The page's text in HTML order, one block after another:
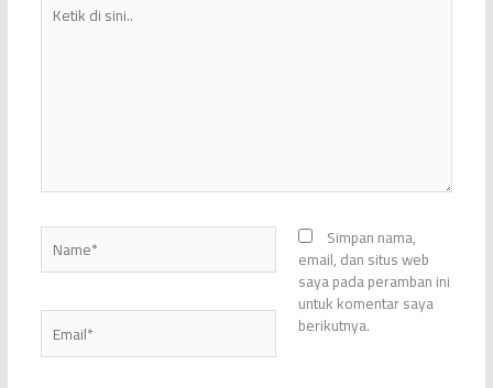
Name*
Email*
Simpan nama,
email, dan situs web
saya pada peramban ini
untuk komentar saya
berikutnya.